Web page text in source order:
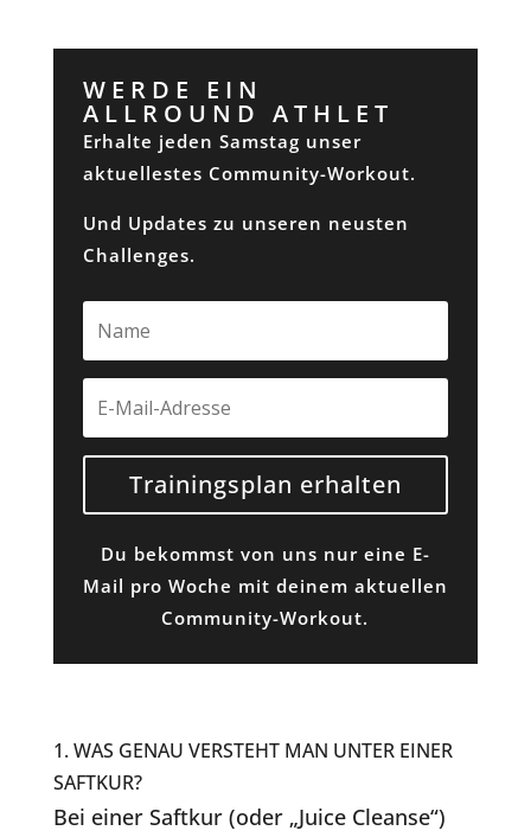
WERDE EIN
ALLROUND ATHLET
Erhalte jeden Samstag unser
aktuellestes Community-Workout.
Und Updates zu unseren neusten
Challenges.
Trainingsplan erhalten
Du bekommst von uns nur eine E-
Mail pro Woche mit deinem aktuellen
Community-Workout.
1. WAS GENAU VERSTEHT MAN UNTER EINER
SAFTKUR?
Bei einer Saftkur (oder „Juice Cleanse“)